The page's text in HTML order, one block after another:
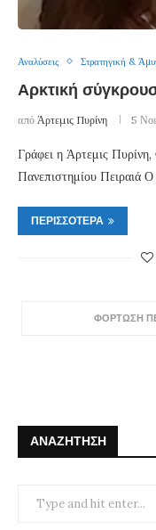
Αναλύσεις Στρατηγική &
Αρκτική
από Άρτεμις Πυρίνη 5
Γράφει η Άρτεμις
Πανεπιστημίου Πειραιά
ΠΕΡΙΣΣΌΤΕΡΑ
ΦΟΡΤΩΣΗ
ΑΝΑΖΉΤΗΣΗ